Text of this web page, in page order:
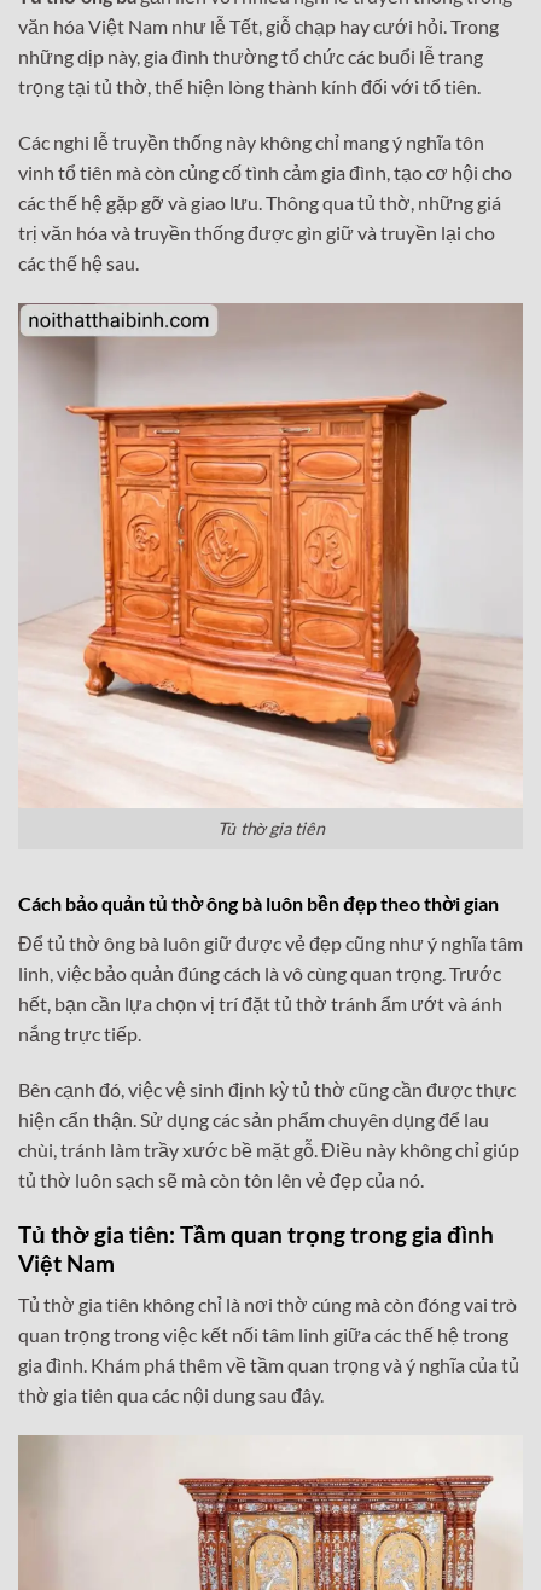
văn hóa Việt Nam như lễ Tết, giỗ chạp hay cưới hỏi. Trong
những dịp này, gia đình thường tổ chức các buổi lễ trang
trọng tại tủ thờ, thể hiện lòng thành kính đối với tổ tiên.
Các nghi lễ truyền thống này không chỉ mang ý nghĩa tôn
vinh tổ tiên mà còn củng cố tình cảm gia đình, tạo cơ hội cho
các thế hệ gặp gỡ và giao lưu. Thông qua tủ thờ, những giá
trị văn hóa và truyền thống được gìn giữ và truyền lại cho
các thế hệ sau.
Tủ thờ gia tiên
Cách bảo quản tủ thờ ông bà luôn bền đẹp theo thời gian
Để tủ thờ ông bà luôn giữ được vẻ đẹp cũng như ý nghĩa tâm
linh, việc bảo quản đúng cách là vô cùng quan trọng. Trước
hết, bạn cần lựa chọn vị trí đặt tủ thờ tránh ẩm ướt và ánh
nắng trực tiếp.
Bên cạnh đó, việc vệ sinh định kỳ tủ thờ cũng cần được thực
hiện cẩn thận. Sử dụng các sản phẩm chuyên dụng để lau
chùi, tránh làm trầy xước bề mặt gỗ. Điều này không chỉ giúp
tủ thờ luôn sạch sẽ mà còn tôn lên vẻ đẹp của nó.
Tủ thờ gia tiên: Tầm quan trọng trong gia đình
Việt Nam
Tủ thờ gia tiên không chỉ là nơi thờ cúng mà còn đóng vai trò
quan trọng trong việc kết nối tâm linh giữa các thế hệ trong
gia đình. Khám phá thêm về tầm quan trọng và ý nghĩa của tủ
thờ gia tiên qua các nội dung sau đây.